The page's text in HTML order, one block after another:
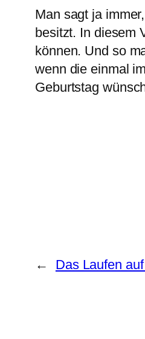
Man sagt ja
besitzt. In diesem
können. Und so
wenn die einmal
Geburtstag
← Das Laufen